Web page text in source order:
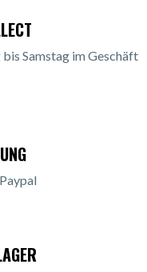
Samstag im Geschäft